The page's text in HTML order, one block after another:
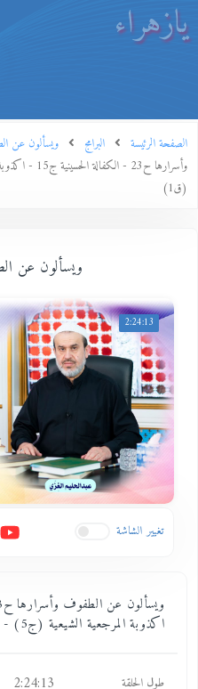
يازهراء
الصفحة الرئيسة البرامج ويسألون عن
(ق1)
ويسألون عن
2:24:13
تغيير الشاشة
اكذوبة المرجعية الشيعية (ج5) - محمد باقر الصدر (ق1)
طول الحلقة 2:24:13